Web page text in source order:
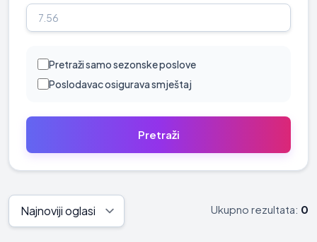
Pretraži samo sezonske poslove
Poslodavac osigurava smještaj
Ukupno rezultata: 0